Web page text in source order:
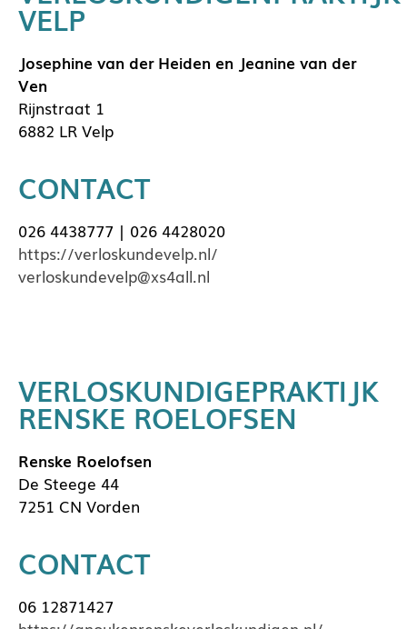
VELP
Josephine van der Heiden en Jeanine van der
Ven
Rijnstraat 1
6882 LR Velp
CONTACT
026 4438777 | 026 4428020
https://verloskundevelp.nl/
verloskundevelp@xs4all.nl
VERLOSKUNDIGEPRAKTIJK
RENSKE ROELOFSEN
Renske Roelofsen
De Steege 44
7251 CN Vorden
CONTACT
06 12871427